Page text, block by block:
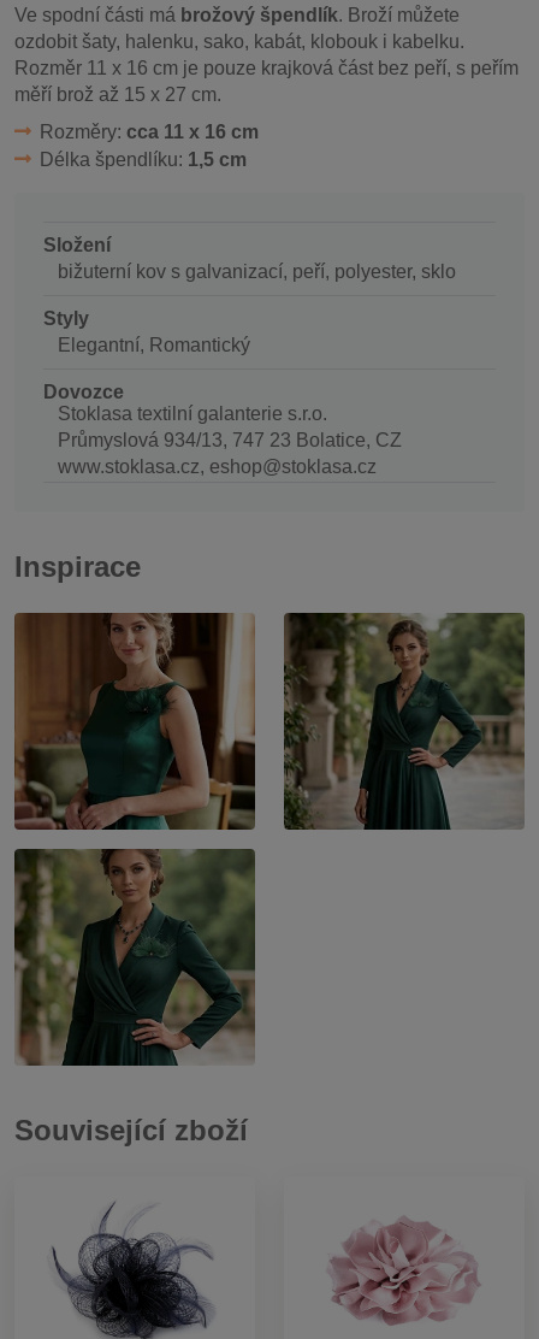
Ve spodní části má brožový špendlík. Broží můžete
ozdobit šaty, halenku, sako, kabát, klobouk i kabelku.
Rozměr 11 x 16 cm je pouze krajková část bez peří, s peřím
měří brož až 15 x 27 cm.
Rozměry: cca 11 x 16 cm
Délka špendlíku: 1,5 cm
Složení
bižuterní kov s galvanizací, peří, polyester, sklo
Styly
Elegantní, Romantický
Dovozce
Stoklasa textilní galanterie s.r.o.
Průmyslová 934/13, 747 23 Bolatice, CZ
www.stoklasa.cz, eshop@stoklasa.cz
Inspirace
Související zboží